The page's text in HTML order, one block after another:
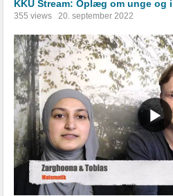
KKU Stream: Oplæg om unge og
355 views 20. september 2022